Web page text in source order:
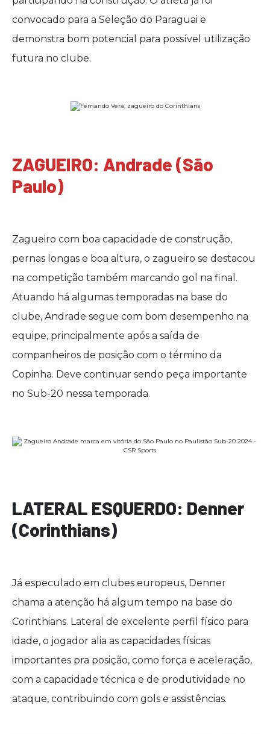
convocado para a Seleção do Paraguai e
demonstra bom potencial para possível utilização
futura no clube.
ZAGUEIRO: Andrade (São
Paulo)
Zagueiro com boa capacidade de construção,
pernas longas e boa altura, o zagueiro se destacou
na competição também marcando gol na final.
Atuando há algumas temporadas na base do
clube, Andrade segue com bom desempenho na
equipe, principalmente após a saída de
companheiros de posição com o término da
Copinha. Deve continuar sendo peça importante
no Sub-20 nessa temporada.
LATERAL ESQUERDO: Denner
(Corinthians)
Já especulado em clubes europeus, Denner
chama a atenção há algum tempo na base do
Corinthians. Lateral de excelente perfil físico para
idade, o jogador alia as capacidades físicas
importantes pra posição, como força e aceleração,
com a capacidade técnica e de produtividade no
ataque, contribuindo com gols e assistências.